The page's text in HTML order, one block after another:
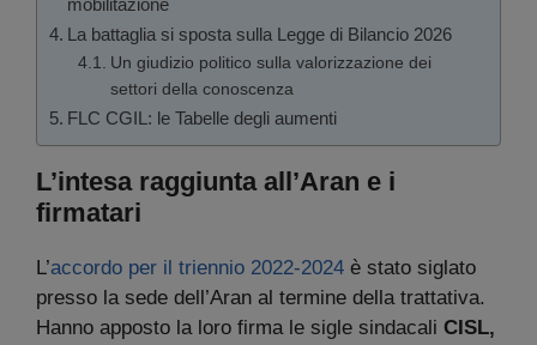
mobilitazione
La battaglia si sposta sulla Legge di Bilancio 2026
Un giudizio politico sulla valorizzazione dei
settori della conoscenza
FLC CGIL: le Tabelle degli aumenti
L’intesa raggiunta all’Aran e i
firmatari
L’accordo per il triennio 2022-2024 è stato siglato
presso la sede dell’Aran al termine della trattativa.
Hanno apposto la loro firma le sigle sindacali CISL,